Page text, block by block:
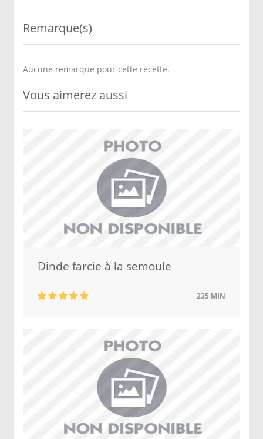
Remarque(s)
Aucune remarque pour cette recette.
Vous aimerez aussi
Dinde farcie à la semoule
235 MIN